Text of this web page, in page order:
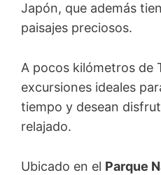
Japón, que además
paisajes preciosos.
A pocos kilómetros de
excursiones ideales
tiempo y desean
relajado.
Ubicado en el Parque